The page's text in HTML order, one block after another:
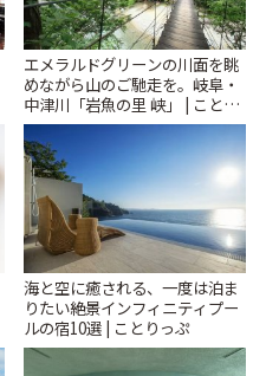
エメラルドグリーンの川面を眺
めながら山のご馳走を。岐阜・
中津川「岩魚の里 峡」 | ことり
っぷ
海と空に癒される、一度は泊ま
りたい絶景インフィニティプー
ルの宿10選 | ことりっぷ